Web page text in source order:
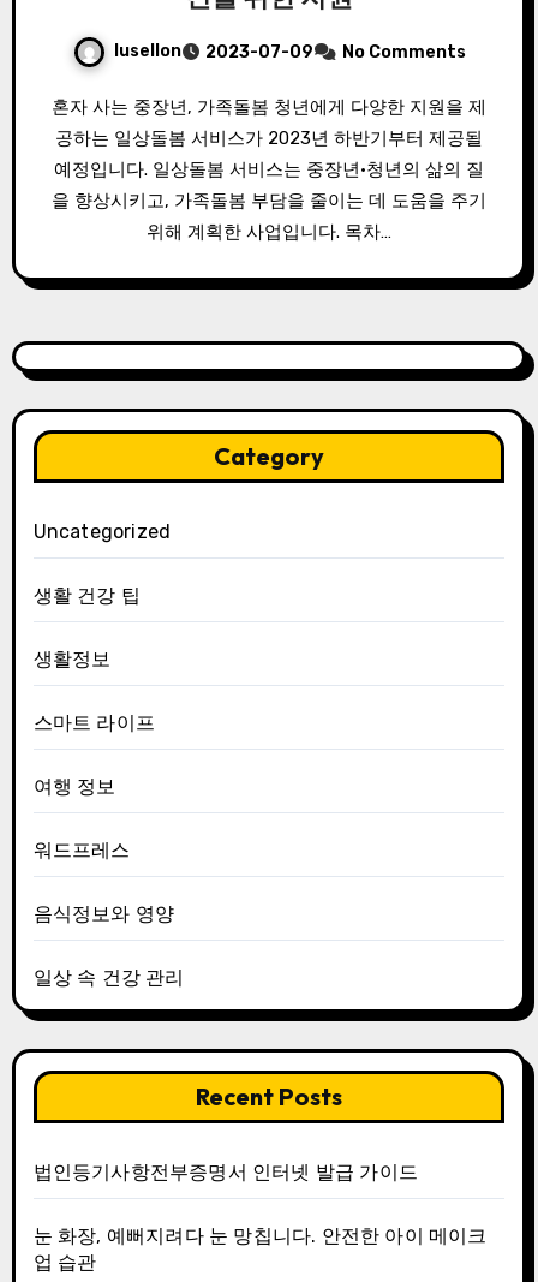
lusellon 2023-07-09 No Comments
혼자 사는 중장년, 가족돌봄 청년에게 다양한 지원을 제
공하는 일상돌봄 서비스가 2023년 하반기부터 제공될
예정입니다. 일상돌봄 서비스는 중장년·청년의 삶의 질
을 향상시키고, 가족돌봄 부담을 줄이는 데 도움을 주기
위해 계획한 사업입니다. 목차…
Category
Uncategorized
생활 건강 팁
생활정보
스마트 라이프
여행 정보
워드프레스
음식정보와 영양
일상 속 건강 관리
Recent Posts
법인등기사항전부증명서 인터넷 발급 가이드
눈 화장, 예뻐지려다 눈 망칩니다. 안전한 아이 메이크
업 습관